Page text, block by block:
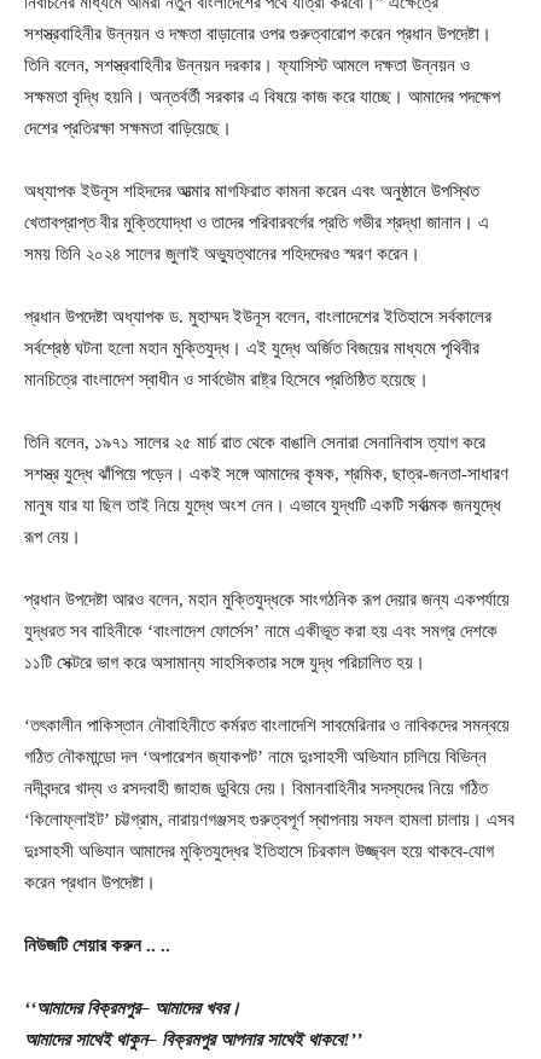
সশস্ত্রবাহিনীর উন্নয়ন ও দক্ষতা বাড়ানোর ওপর গুরুত্বারোপ করেন প্রধান উপদেষ্টা।
তিনি বলেন, সশস্ত্রবাহিনীর উন্নয়ন দরকার। ফ্যাসিস্ট আমলে দক্ষতা উন্নয়ন ও
সক্ষমতা বৃদ্ধি হয়নি। অন্তর্বর্তী সরকার এ বিষয়ে কাজ করে যাচ্ছে। আমাদের পদক্ষেপ
দেশের প্রতিরক্ষা সক্ষমতা বাড়িয়েছে।
অধ্যাপক ইউনূস শহিদদের আত্মার মাগফিরাত কামনা করেন এবং অনুষ্ঠানে উপস্থিত
খেতাবপ্রাপ্ত বীর মুক্তিযোদ্ধা ও তাদের পরিবারবর্গের প্রতি গভীর শ্রদ্ধা জানান। এ
সময় তিনি ২০২৪ সালের জুলাই অভ্যুত্থানের শহিদদেরও স্মরণ করেন।
প্রধান উপদেষ্টা অধ্যাপক ড. মুহাম্মদ ইউনূস বলেন, বাংলাদেশের ইতিহাসে সর্বকালের
সর্বশ্রেষ্ঠ ঘটনা হলো মহান মুক্তিযুদ্ধ। এই যুদ্ধে অর্জিত বিজয়ের মাধ্যমে পৃথিবীর
মানচিত্রে বাংলাদেশ স্বাধীন ও সার্বভৌম রাষ্ট্র হিসেবে প্রতিষ্ঠিত হয়েছে।
তিনি বলেন, ১৯৭১ সালের ২৫ মার্চ রাত থেকে বাঙালি সেনারা সেনানিবাস ত্যাগ করে
সশস্ত্র যুদ্ধে ঝাঁপিয়ে পড়েন। একই সঙ্গে আমাদের কৃষক, শ্রমিক, ছাত্র-জনতা-সাধারণ
মানুষ যার যা ছিল তাই নিয়ে যুদ্ধে অংশ নেন। এভাবে যুদ্ধটি একটি সর্বাত্মক জনযুদ্ধে
রূপ নেয়।
প্রধান উপদেষ্টা আরও বলেন, মহান মুক্তিযুদ্ধকে সাংগঠনিক রূপ দেয়ার জন্য একপর্যায়ে
যুদ্ধরত সব বাহিনীকে ‘বাংলাদেশ ফোর্সেস’ নামে একীভূত করা হয় এবং সমগ্র দেশকে
১১টি সেক্টরে ভাগ করে অসামান্য সাহসিকতার সঙ্গে যুদ্ধ পরিচালিত হয়।
‘তৎকালীন পাকিস্তান নৌবাহিনীতে কর্মরত বাংলাদেশি সাবমেরিনার ও নাবিকদের সমন্বয়ে
গঠিত নৌকমান্ডো দল ‘অপারেশন জ্যাকপট’ নামে দুঃসাহসী অভিযান চালিয়ে বিভিন্ন
নদীবন্দরে খাদ্য ও রসদবাহী জাহাজ ডুবিয়ে দেয়। বিমানবাহিনীর সদস্যদের নিয়ে গঠিত
‘কিলোফ্লাইট’ চট্টগ্রাম, নারায়ণগঞ্জসহ গুরুত্বপূর্ণ স্থাপনায় সফল হামলা চালায়। এসব
দুঃসাহসী অভিযান আমাদের মুক্তিযুদ্ধের ইতিহাসে চিরকাল উজ্জ্বল হয়ে থাকবে-যোগ
করেন প্রধান উপদেষ্টা।
নিউজটি শেয়ার করুন.. ..
‘‘আমাদের বিক্রমপুর– আমাদের খবর।
আমাদের সাথেই থাকুন– বিক্রমপুর আপনার সাথেই থাকবে!’’